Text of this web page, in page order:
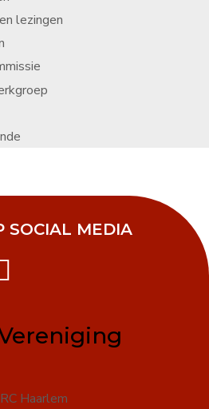
SOCIAL MEDIA
Haarlem